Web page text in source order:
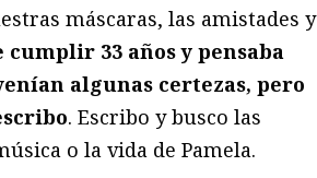
máscaras, las amistades y
cumplir 33 años y pensaba
algunas certezas, pero
. Escribo y busco las
o la vida de Pamela.